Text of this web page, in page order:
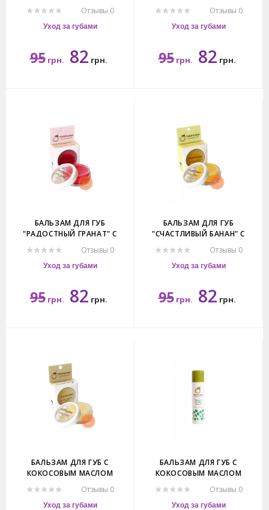
COCONUT OIL LIP BALM
TROPICANA.
Отзывы 0
Уход за губами
95 грн. 82 грн.
COCONUT OIL LIP BALM
TROPICANA.
Отзывы 0
Уход за губами
95 грн. 82 грн.
БАЛЬЗАМ ДЛЯ ГУБ
"РАДОСТНЫЙ ГРАНАТ" С
ТРОПИКАНА. VIRGIN COCONUT
OIL LIP BALM TROPICANA.
Отзывы 0
Уход за губами
95 грн. 82 грн.
БАЛЬЗАМ ДЛЯ ГУБ
"СЧАСТЛИВЫЙ БАНАН" С
ТРОПИКАНА. VIRGIN COCONUT
OIL LIP BALM TROPICANA.
Отзывы 0
Уход за губами
95 грн. 82 грн.
БАЛЬЗАМ ДЛЯ ГУБ С
КОКОСОВЫМ МАСЛОМ
OIL LIP BALM TROPICANA.10ГР.
Отзывы 0
Уход за губами
БАЛЬЗАМ ДЛЯ ГУБ С
КОКОСОВЫМ МАСЛОМ
OIL LIP BALM TROPICANA.4ГР.
Отзывы 0
Уход за губами